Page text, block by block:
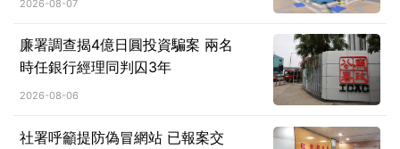
2026-08-07
廉署調查揭4億日圓投資騙案 兩名
時任銀行經理同判囚3年
2026-08-06
社署呼籲提防偽冒網站 已報案交